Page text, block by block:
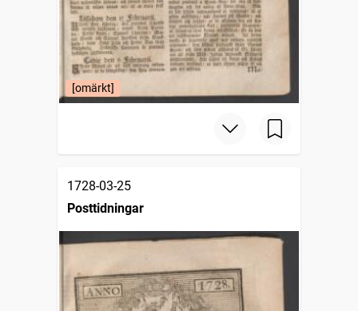
[omärkt]
1728-03-25
Posttidningar